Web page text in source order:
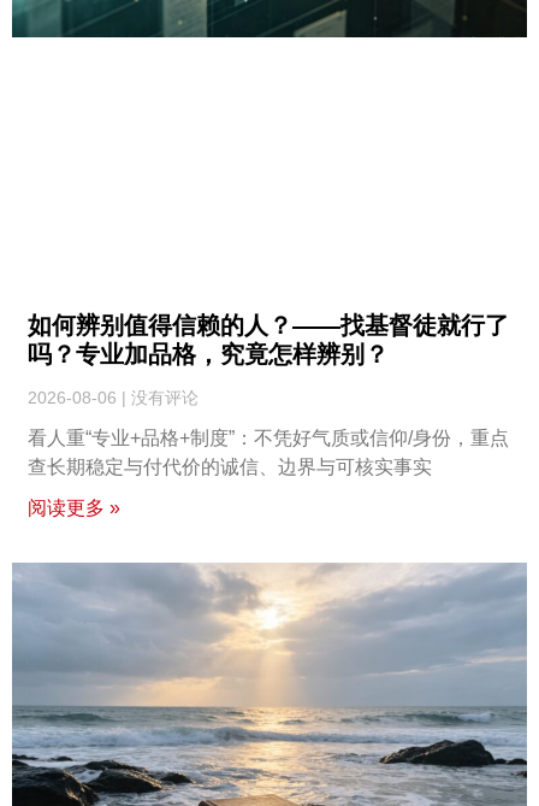
如何辨别值得信赖的人？——找基督徒就行了
吗？专业加品格，究竟怎样辨别？
2026-08-06 没有评论
看人重“专业+品格+制度”：不凭好气质或信仰/身份，重点
查长期稳定与付代价的诚信、边界与可核实事实
阅读更多 »